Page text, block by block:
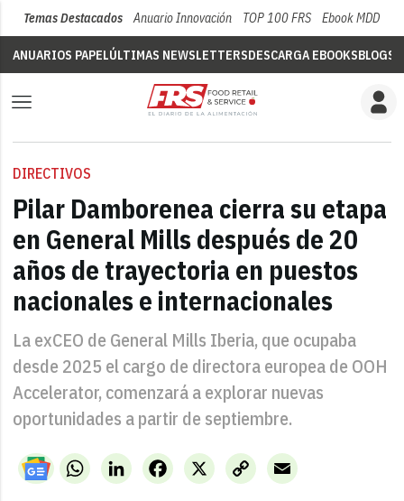
Temas Destacados Anuario Innovación TOP 100 FRS Ebook MDD
ANUARIOS PAPELÚLTIMAS NEWSLETTERSDESCARGA EBOOKSBLOGS
DIRECTIVOS
Pilar Damborenea cierra su etapa
en General Mills después de 20
años de trayectoria en puestos
nacionales e internacionales
La exCEO de General Mills Iberia, que ocupaba
desde 2025 el cargo de directora europea de OOH
Accelerator, comenzará a explorar nuevas
oportunidades a partir de septiembre.
WhatsAppLinkedIn X
Facebook
Copy
Link
Email